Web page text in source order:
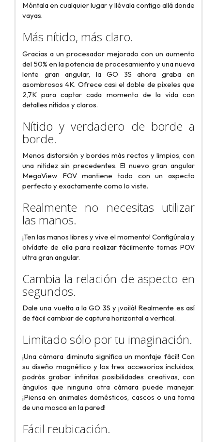
Móntala en cualquier lugar y llévala contigo allá donde
vayas.
Más nítido, más claro.
Gracias a un procesador mejorado con un aumento
del 50% en la potencia de procesamiento y una nueva
lente gran angular, la GO 3S ahora graba en
asombrosos 4K. Ofrece casi el doble de píxeles que
2,7K para captar cada momento de la vida con
detalles nítidos y claros.
Nítido y verdadero de borde a
borde.
Menos distorsión y bordes más rectos y limpios, con
una nitidez sin precedentes. El nuevo gran angular
MegaView FOV mantiene todo con un aspecto
perfecto y exactamente como lo viste.
Realmente no necesitas utilizar
las manos.
¡Ten las manos libres y vive el momento! Configúrala y
olvídate de ella para realizar fácilmente tomas POV
ultra gran angular.
Cambia la relación de aspecto en
segundos.
Dale una vuelta a la GO 3S y ¡voilà! Realmente es así
de fácil cambiar de captura horizontal a vertical.
Limitado sólo por tu imaginación.
¡Una cámara diminuta significa un montaje fácil! Con
su diseño magnético y los tres accesorios incluidos,
podrás grabar infinitas posibilidades creativas, con
ángulos que ninguna otra cámara puede manejar.
¡Piensa en animales domésticos, cascos o una toma
de una mosca en la pared!
Fácil reubicación.